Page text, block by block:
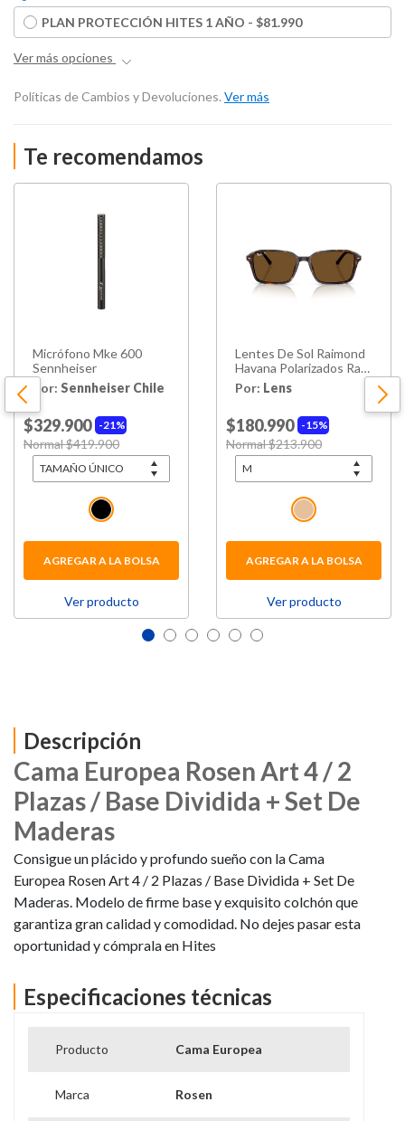
PLAN PROTECCIÓN HITES 1 AÑO - $81.990
Ver más opciones
Políticas de Cambios y Devoluciones. Ver más
Te recomendamos
Micrófono Mke 600
Sennheiser
Por: Sennheiser Chile
21%
$329.900
Price reduced from
Normal $419.900
AGREGAR A LA BOLSA
Ver producto
Lentes De Sol Raimond
Havana Polarizados Ray-
ban
Por: Lens
15%
$180.990
Price reduced from
Normal $213.900
AGREGAR A LA BOLSA
Ver producto
Descripción
Cama Europea Rosen Art 4 / 2
Plazas / Base Dividida + Set De
Maderas
Consigue un plácido y profundo sueño con la Cama
Europea Rosen Art 4 / 2 Plazas / Base Dividida + Set De
Maderas. Modelo de firme base y exquisito colchón que
garantiza gran calidad y comodidad. No dejes pasar esta
oportunidad y cómprala en Hites
Especificaciones técnicas
Producto Cama Europea
Marca Rosen